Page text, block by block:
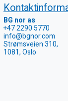
BG nor as
+47 2290 5770
info@bgnor.com
Strømsveien 310,
1081, Oslo